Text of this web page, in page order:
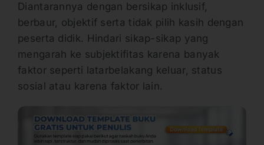
Diantarannya dengan bersikap inklusif,
berbaur, objektif serta tidak pilih kasih dengan
peserta didik. Hindari sikap-sikap yang
mengarah ke subjektifitas karena banyak
faktor seperti latarbelakang keluar, status
sosial atau karena faktor lain.